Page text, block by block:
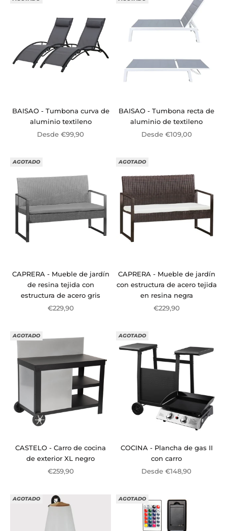
BAISAO - Tumbona curva de
aluminio textileno
Precio de oferta
Desde €99,90
BAISAO - Tumbona recta de
aluminio de textileno
Precio de oferta
Desde €109,00
AGOTADO
CAPRERA - Mueble de jardín
de resina tejida con
estructura de acero gris
Precio de oferta
€229,90
AGOTADO
CAPRERA - Mueble de jardín
con estructura de acero tejida
en resina negra
Precio de oferta
€229,90
AGOTADO
CASTELO - Carro de cocina
de exterior XL negro
Precio de oferta
€259,90
AGOTADO
COCINA - Plancha de gas II
con carro
Precio de oferta
Desde €148,90
AGOTADO AGOTADO